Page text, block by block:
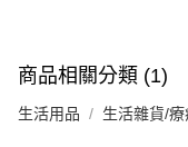
商品相關分類 (1)
生活用品 生活雜貨/